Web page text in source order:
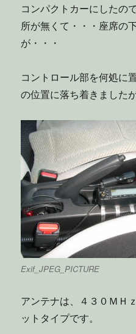
コンパクトカーにしたの
所が無くて・・・座席の
が・・・
コントロール部を何処に
の位置に落ち着きました
Exif_JPEG_PICTURE
アンテナは、４３０ＭＨ
ットタイプです。